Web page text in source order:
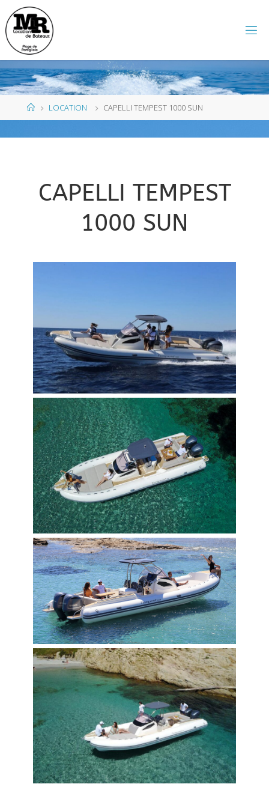
LOCATION CAPELLI TEMPEST 1000 SUN
CAPELLI TEMPEST
1000 SUN